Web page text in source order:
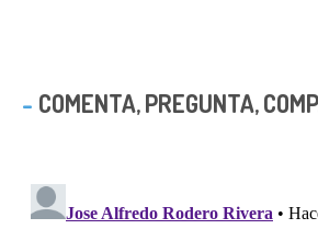
COMENTA, PREGUNTA,